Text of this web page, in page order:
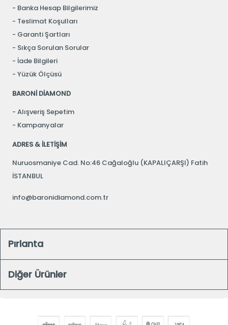
Banka Hesap Bilgilerimiz
Teslimat Koşulları
Garanti Şartları
Sıkça Sorulan Sorular
İade Bilgileri
Yüzük Ölçüsü
BARONİ DİAMOND
Alışveriş Sepetim
Kampanyalar
ADRES & İLETİŞİM
Nuruosmaniye Cad. No:46 Cağaloğlu (KAPALIÇARŞI) Fatih
İSTANBUL
info@baronidiamond.com.tr
Pırlanta
Diğer Ürünler